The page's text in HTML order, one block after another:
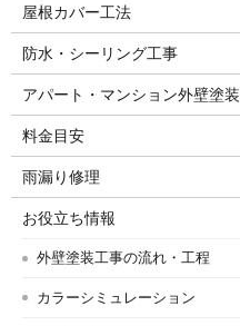
屋根カバー工法
防水・シーリング工事
アパート・マンション外壁塗装
料金目安
雨漏り修理
お役立ち情報
外壁塗装工事の流れ・工程
カラーシミュレーション